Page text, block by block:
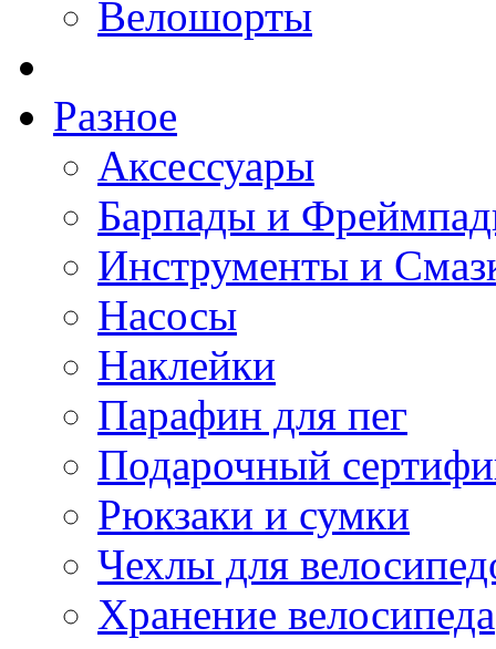
Велошорты
Разное
Аксессуары
Барпады и
Инструменты и
Насосы
Наклейки
Парафин для пег
Подарочный
Рюкзаки и сумки
Чехлы для
Хранение велосипеда